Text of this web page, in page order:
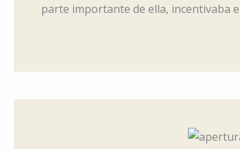
parte importante de ella, incentivaba